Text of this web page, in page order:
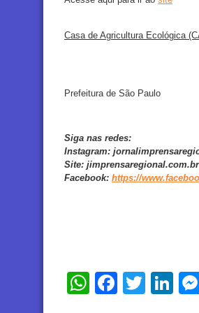
Casa de Agricultura Ecológica
Prefeitura de São Paulo
Siga nas redes:
Instagram:
Site: jimprensaregional.com.br
Facebook: https://
WhatsApp